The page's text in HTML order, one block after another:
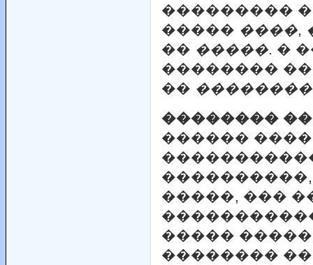
���������
����� ����,
�� �����. �
��������
��
��������
������
�����, ���
�����
��������